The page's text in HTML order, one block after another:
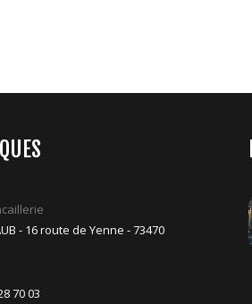
- 16 route de Yenne - 73470
70 03